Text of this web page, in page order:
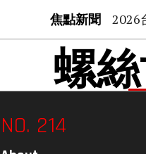
焦點新聞 2026
螺
NO. 214